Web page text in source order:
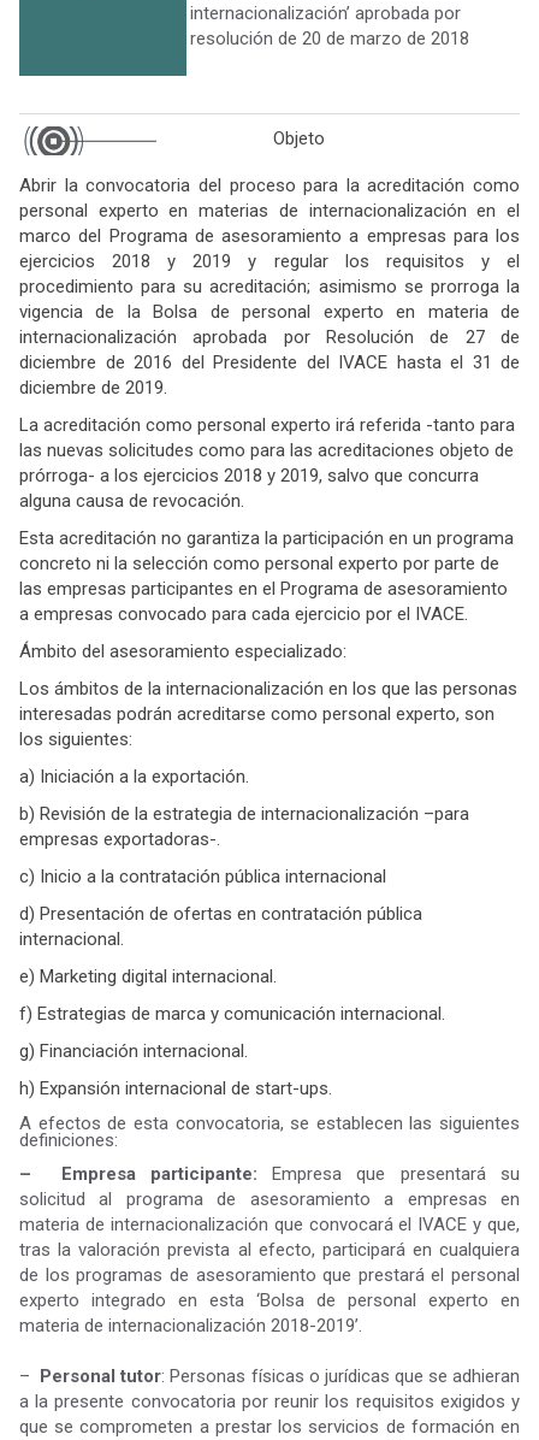
internacionalización’ aprobada por
resolución de 20 de marzo de 2018
Objeto
Abrir la convocatoria del proceso para la acreditación como
personal experto en materias de internacionalización en el
marco del Programa de asesoramiento a empresas para los
ejercicios 2018 y 2019 y regular los requisitos y el
procedimiento para su acreditación; asimismo se prorroga la
vigencia de la Bolsa de personal experto en materia de
internacionalización aprobada por Resolución de 27 de
diciembre de 2016 del Presidente del IVACE hasta el 31 de
diciembre de 2019.
La acreditación como personal experto irá referida -tanto para
las nuevas solicitudes como para las acreditaciones objeto de
prórroga- a los ejercicios 2018 y 2019, salvo que concurra
alguna causa de revocación.
Esta acreditación no garantiza la participación en un programa
concreto ni la selección como personal experto por parte de
las empresas participantes en el Programa de asesoramiento
a empresas convocado para cada ejercicio por el IVACE.
Ámbito del asesoramiento especializado:
Los ámbitos de la internacionalización en los que las personas
interesadas podrán acreditarse como personal experto, son
los siguientes:
a) Iniciación a la exportación.
b) Revisión de la estrategia de internacionalización –para
empresas exportadoras-.
c) Inicio a la contratación pública internacional
d) Presentación de ofertas en contratación pública
internacional.
e) Marketing digital internacional.
f) Estrategias de marca y comunicación internacional.
g) Financiación internacional.
h) Expansión internacional de start-ups.
A efectos de esta convocatoria, se establecen las siguientes
definiciones:
– Empresa participante:
Empresa que presentará su
solicitud al programa de asesoramiento a empresas en
materia de internacionalización que convocará el IVACE y que,
tras la valoración prevista al efecto, participará en cualquiera
de los programas de asesoramiento que prestará el personal
experto integrado en esta ‘Bolsa de personal experto en
materia de internacionalización 2018-2019’.
– Personal tutor: Personas físicas o jurídicas que se adhieran
a la presente convocatoria por reunir los requisitos exigidos y
que se comprometen a prestar los servicios de formación en